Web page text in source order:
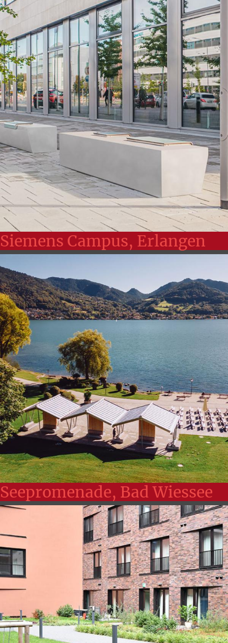
Siemens Campus, Erlangen
Seepromenade, Bad Wiessee